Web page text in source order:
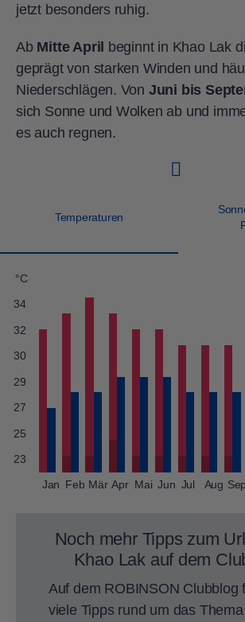
jetzt besonders ruhig.
Ab Mitte April beginnt in Khao Lak
geprägt von starken Winden und
Niederschlägen. Von Juni bis
sich Sonne und Wolken ab und
es auch regnen.
Temperaturen
°C
34
32
30
29
27
25
23
Jan Feb Mär Apr Mai Jun Jul Aug Sep
Noch mehr Tipps zum
Khao Lak auf dem
Auf dem ROBINSON Clubblog
viele Tipps rund um das